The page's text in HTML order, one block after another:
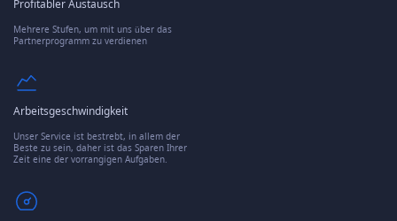
Profitabler Austausch
Mehrere Stufen, um mit uns über das
Partnerprogramm zu verdienen
Arbeitsgeschwindigkeit
Unser Service ist bestrebt, in allem der
Beste zu sein, daher ist das Sparen Ihrer
Zeit eine der vorrangigen Aufgaben.